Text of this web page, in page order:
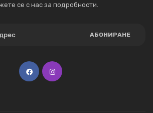
се с нас за подробности.
АБОНИРАНЕ